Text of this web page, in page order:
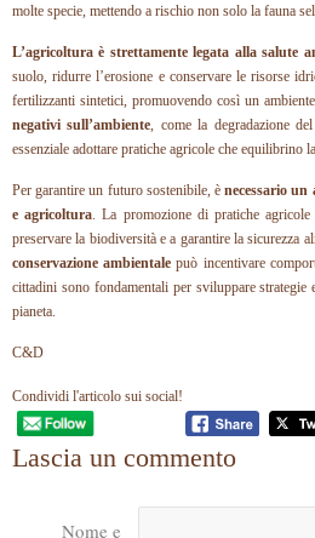
molte specie, mettendo a rischio non solo la fauna
L’agricoltura è strettamente legata alla salute
suolo, ridurre l’erosione e conservare le risorse
fertilizzanti sintetici, promuovendo così un
negativi sull’ambiente, come la degradazione
essenziale adottare pratiche agricole che equilibrino
Per garantire un futuro sostenibile, ènecessario un
e agricoltura. La promozione di pratiche
preservare la biodiversità e a garantire la sicurezza
conservazione ambientale può incentivare
cittadini sono fondamentali per sviluppare
pianeta.
C&D
Condividi l'articolo sui social!
Lascia un commento
Nome e